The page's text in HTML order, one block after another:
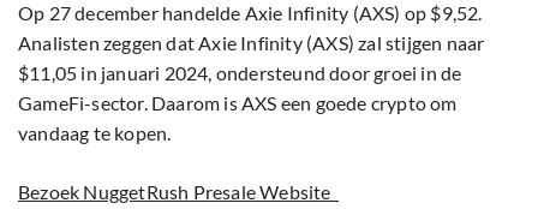
Op 27 december handelde Axie Infinity (AXS) op $9,52.
Analisten zeggen dat Axie Infinity (AXS) zal stijgen naar
$11,05 in januari 2024, ondersteund door groei in de
GameFi-sector. Daarom is AXS een goede crypto om
vandaag te kopen.
Bezoek NuggetRush Presale Website